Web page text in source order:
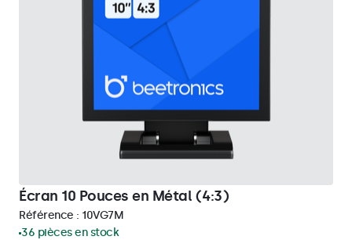
Écran 10 Pouces en Métal (4:3)
Référence : 10VG7M
36 pièces en stock